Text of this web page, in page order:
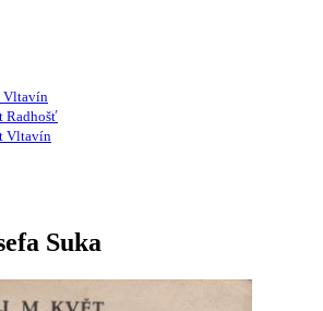
Vltavín
Radhošť
Vltavín
Suka